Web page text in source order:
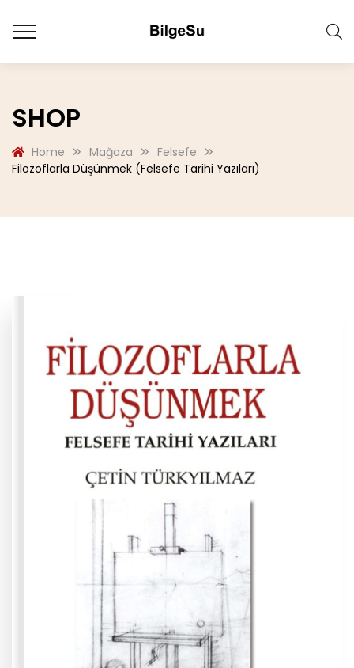
SHOP
Home Mağaza
Felsefe
Filozoflarla Düşünmek (Felsefe Tarihi Yazıları)